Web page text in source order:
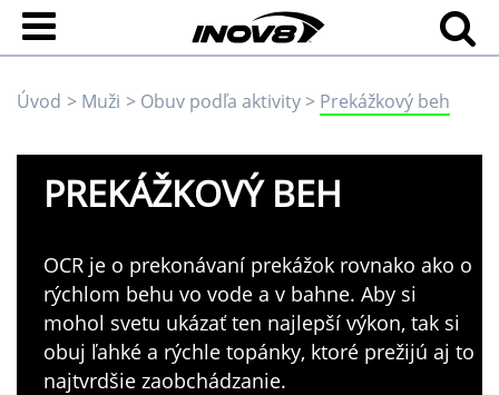
Úvod Muži Obuv podľa aktivity Prekážkový beh
PREKÁŽKOVÝ BEH
OCR je o prekonávaní prekážok rovnako ako o
rýchlom behu vo vode a v bahne. Aby si
mohol svetu ukázať ten najlepší výkon, tak si
obuj ľahké a rýchle topánky, ktoré prežijú aj to
najtvrdšie zaobchádzanie.